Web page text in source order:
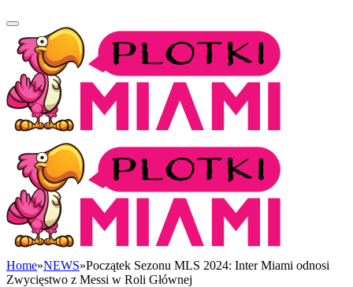
Home»NEWS»Początek Sezonu MLS 2024: Inter Miami odnosi
Zwycięstwo z Messi w Roli Głównej